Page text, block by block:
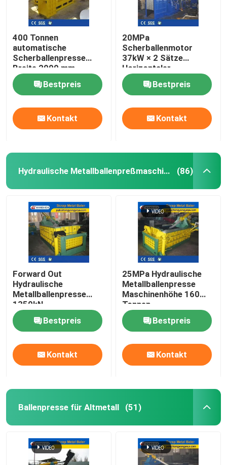
400 Tonnen
automatische
Scherballenpresse
Breite 2000 mm
Hydraulische
BallenpresseBestpreis
Kontakt
20MPa
Scherballenmotor
37kW × 2 Sätze
Horizontaler
Metallschrott-
Ballenpresse für
Schwerlast-
Schrottrecycling
Bestpreis
Kontakt
Hydraulische Metallballenpreßmaschine (86)
Forward Out
Hydraulische
Metallballenpresse
1350kN
Aluminiumschrottballenpresse
Bestpreis
Kontakt
25MPa Hydraulische
Metallballenpresse
Maschinenhöhe 160
Tonnen
Schrottballenpresse
Bestpreis
Kontakt
Ballenpresse für Altmetall (51)